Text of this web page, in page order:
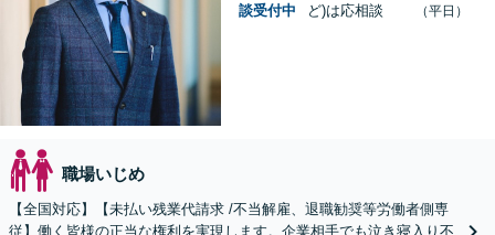
談受付中
ど)は応相談
（平日）
職場いじめ
【全国対応】【未払い残業代請求 /不当解雇、退職勧奨等労働者側専
従】働く皆様の正当な権利を実現します。企業相手でも泣き寝入り不